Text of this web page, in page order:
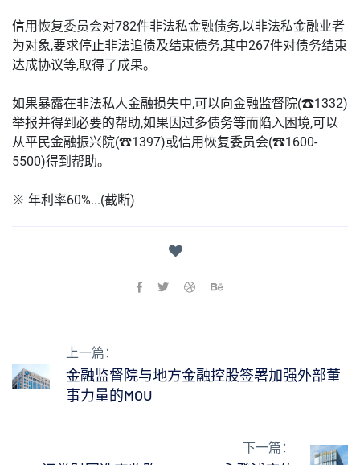
信用恢复委员会对782件非法私金融债务,以非法私金融业者
为对象,要求停止非法追债及结束债务,其中267件对债务结束
达成协议等,取得了成果。
如果暴露在非法私人金融损失中,可以向金融监督院(☎1332)
举报并得到必要的帮助,如果因过多债务等而陷入困境,可以
从平民金融振兴院(☎1397)或信用恢复委员会(☎1600-
5500)得到帮助。
※ 年利率60%...(截断)
上一篇：
金融监督院与地方金融控股签署加强外部董
事力量的MOU
下一篇：